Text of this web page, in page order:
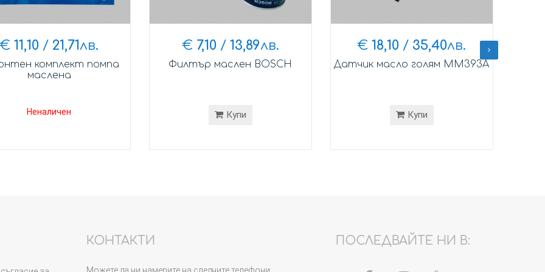
€ 11,10 / 21,71лв.
комплект помпа
маслена
Неналичен
€ 7,10/ 13,89лв.
Филтър маслен BOSCH
Купи
€ 18,10 / 35,40лв.
Датчик масло голям MM393A
Купи
КОНТАКТИ ПОСЛЕДВАЙТЕ НИ В: